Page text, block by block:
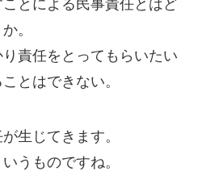
とによる民事責任とはど
。
責任をとってもらいたい
とはできない。
生じてきます。
うものですね。